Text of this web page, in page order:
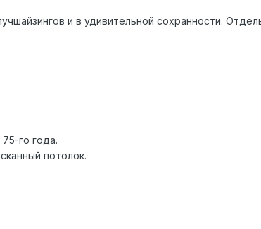
и в удивительной сохранности.
го года.
потолок.